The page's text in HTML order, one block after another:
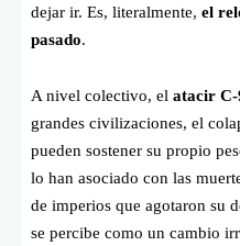
dejar ir. Es, literalmente, el
pasado.
A nivel colectivo, el atacir C-
grandes civilizaciones, el
pueden sostener su propio
lo han asociado con las
de imperios que agotaron su
se percibe como un cambio